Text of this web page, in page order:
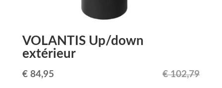
VOLANTIS Up/down
extérieur
€102,79
Le
€84,95Le